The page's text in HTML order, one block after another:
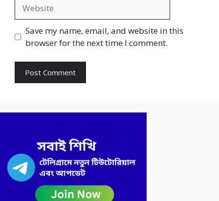
Save my name, email, and website in this
browser for the next time I comment.